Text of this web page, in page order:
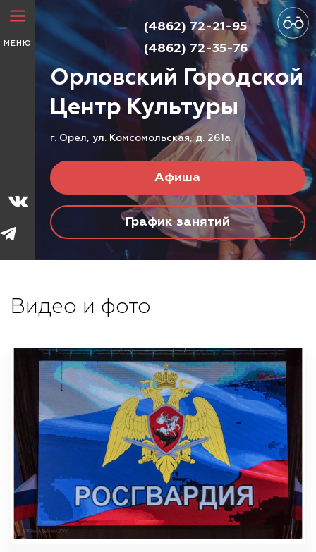
МЕНЮ
Орловский Городской
ЦентрКультуры
г. Орел, ул. Комсомольская, д. 261а
Афиша
График занятий
(4862) 72-21-95
(4862) 72-35-76
Видео и фото